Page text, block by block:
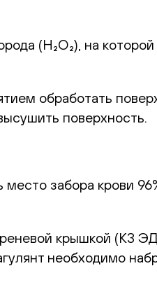
(H₂O₂), на которой
обработать
поверхность.
место забора крови
крышкой (К3
необходимо